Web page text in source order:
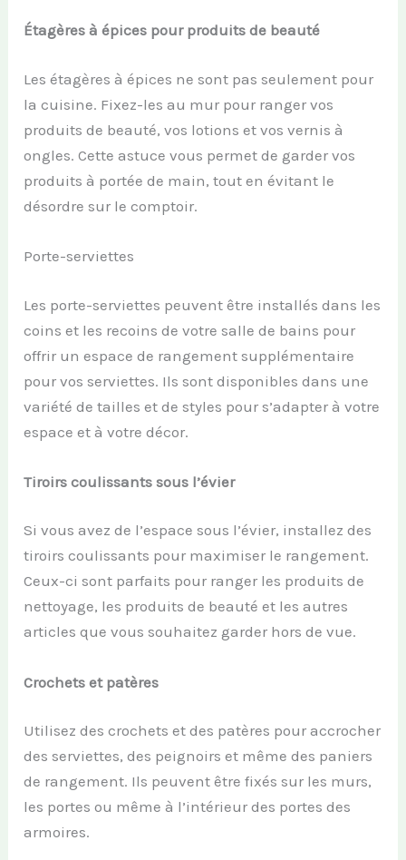
Étagères à épices pour produits de beauté
Les étagères à épices ne sont pas seulement pour
la cuisine. Fixez-les au mur pour ranger vos
produits de beauté, vos lotions et vos vernis à
ongles. Cette astuce vous permet de garder vos
produits à portée de main, tout en évitant le
désordre sur le comptoir.
Porte-serviettes
Les porte-serviettes peuvent être installés dans les
coins et les recoins de votre salle de bains pour
offrir un espace de rangement supplémentaire
pour vos serviettes. Ils sont disponibles dans une
variété de tailles et de styles pour s’adapter à votre
espace et à votre décor.
Tiroirs coulissants sous l’évier
Si vous avez de l’espace sous l’évier, installez des
tiroirs coulissants pour maximiser le rangement.
Ceux-ci sont parfaits pour ranger les produits de
nettoyage, les produits de beauté et les autres
articles que vous souhaitez garder hors de vue.
Crochets et patères
Utilisez des crochets et des patères pour accrocher
des serviettes, des peignoirs et même des paniers
de rangement. Ils peuvent être fixés sur les murs,
les portes ou même à l’intérieur des portes des
armoires.